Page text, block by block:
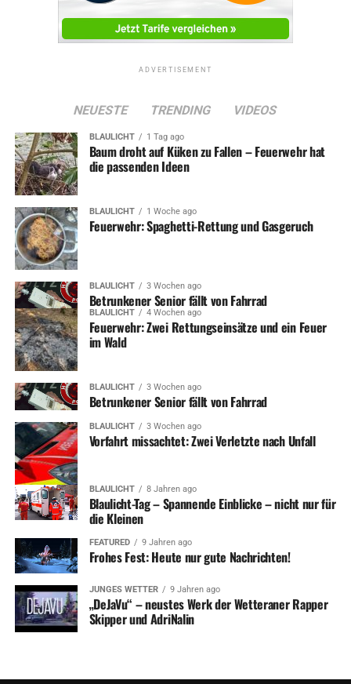
ADVERTISEMENT
NEUESTE TRENDING VIDEOS
BLAULICHT 1 Tag ago
Baum droht auf Küken zu Fallen – Feuerwehr hat
die passenden Ideen
BLAULICHT 1 Woche ago
Feuerwehr: Spaghetti-Rettung und Gasgeruch
BLAULICHT 3 Wochen ago
Betrunkener Senior fällt von Fahrrad
BLAULICHT 4 Wochen ago
Feuerwehr: Zwei Rettungseinsätze und ein Feuer
im Wald
BLAULICHT 3 Wochen ago
Betrunkener Senior fällt von Fahrrad
BLAULICHT 3 Wochen ago
Vorfahrt missachtet: Zwei Verletzte nach Unfall
BLAULICHT 8 Jahren ago
Blaulicht-Tag – Spannende Einblicke – nicht nur für
die Kleinen
FEATURED 9 Jahren ago
Frohes Fest: Heute nur gute Nachrichten!
JUNGES WETTER 9 Jahren ago
„DeJaVu“ – neustes Werk der Wetteraner Rapper
Skipper und AdriNalin